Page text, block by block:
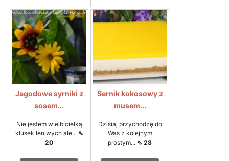
Jagodowe syrniki z
sosem...
Nie jestem wielbicielką
klusek leniwych ale... ⇖
20
Sernik kokosowy z
musem...
Dzisiaj przychodzę do
Was z kolejnym
prostym... ⇖ 28